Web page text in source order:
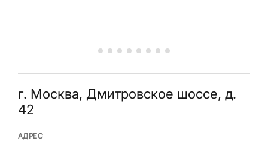
г. Москва, Дмитровское шоссе, д.
42
АДРЕС